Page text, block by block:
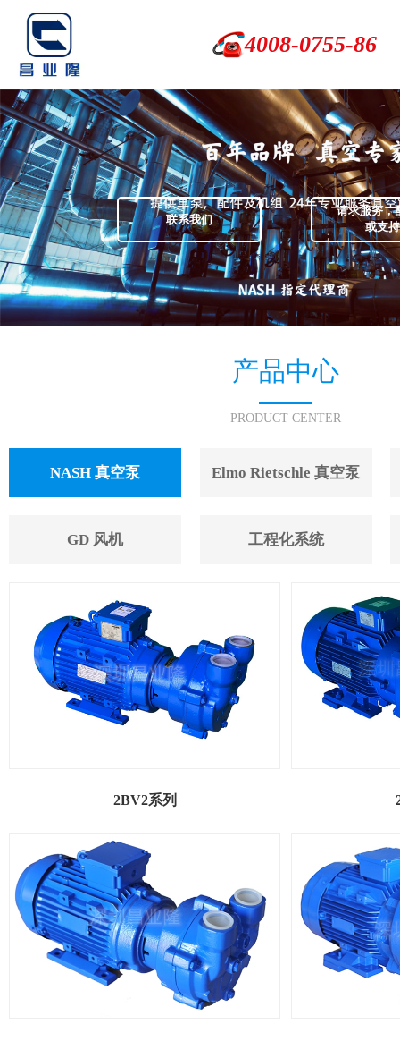
4008-0755-86
联系我们
请求服务，
或支持
产品中心
PRODUCT CENTER
NASH 真空泵 Elmo Rietschle 真空泵
GD 风机 工程化系统
2BV2系列